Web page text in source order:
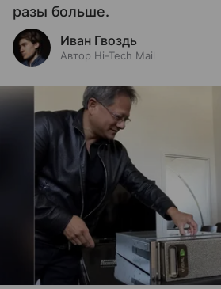
разы больше.
Иван Гвоздь
Автор Hi-Tech Mail